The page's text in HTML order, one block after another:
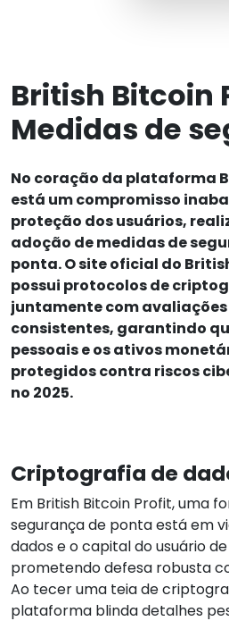
British Bitcoin
Medidas de
No coração da plataforma
está um compromisso
proteção dos usuários,
adoção de medidas de
ponta. O site oficial do
possui protocolos de
juntamente com
consistentes, garantindo
pessoais e os ativos
protegidos contra riscos
no 2025.
Criptografia de
Em British Bitcoin Profit, uma
segurança de ponta está em
dados e o capital do usuário
prometendo defesa robusta
Ao tecer uma teia de
plataforma blinda detalhes